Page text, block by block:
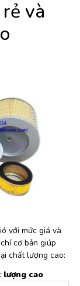
và
với mức giá và
cơ bản giúp
chất lượng cao:
lượng cao